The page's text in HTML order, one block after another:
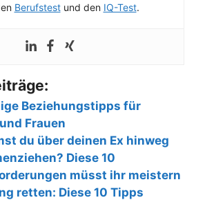
Berufstestund den IQ-Test.
Beziehungstipps für
Frauen
du über deinen Ex hinweg
Diese 10
müsst ihr meistern
retten: Diese 10 Tipps